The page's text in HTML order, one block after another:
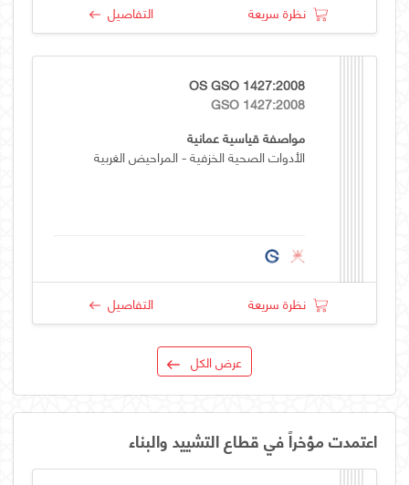
نظرة سريعة التفاصيل
OS GSO 1427:2008
GSO 1427:2008
مواصفة قياسية عمانية
الأدوات الصحية الخزفية - المراحيض الغربية
نظرة سريعة التفاصيل
عرض الكل
اعتمدت مؤخراً في قطاع التشييد والبناء